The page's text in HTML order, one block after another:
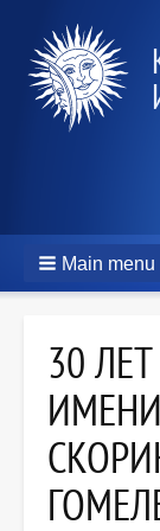
Main menu
30